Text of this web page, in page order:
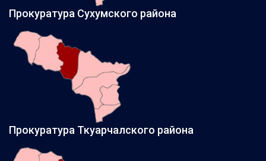
Прокуратура Сухумского района
Прокуратура Ткуарчалского района